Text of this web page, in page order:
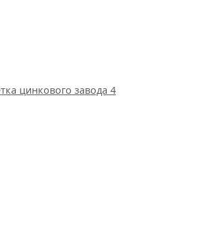
цинкового завода 4